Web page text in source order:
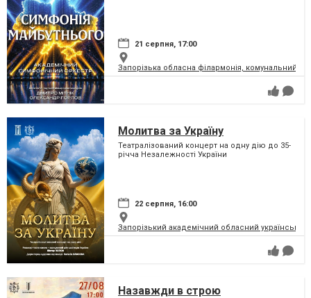
21 серпня, 17:00
Запорізька обласна філармонія, комунальний
Молитва за Україну
Театралізований концерт на одну дію до 35-
річча Незалежності України
22 серпня, 16:00
Запорізький академічний обласний
Назавжди в строю